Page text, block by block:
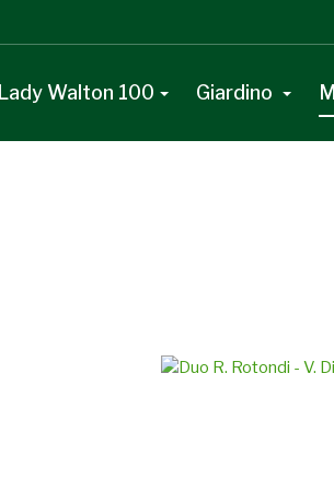
Lady Walton 100 Giardino